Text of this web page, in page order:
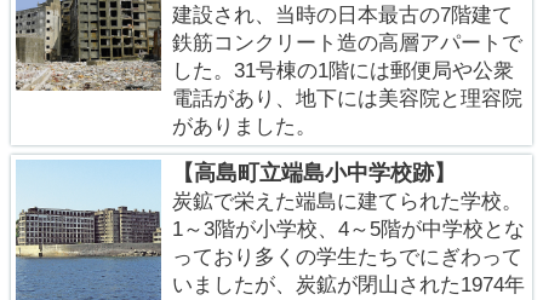
建設され、当時の日本最古の7階建て
鉄筋コンクリート造の高層アパートで
した。31号棟の1階には郵便局や公衆
電話があり、地下には美容院と理容院
がありました。
【高島町立端島小中学校跡】
炭鉱で栄えた端島に建てられた学校。
1～3階が小学校、4～5階が中学校とな
っており多くの学生たちでにぎわって
いましたが、炭鉱が閉山された1974年